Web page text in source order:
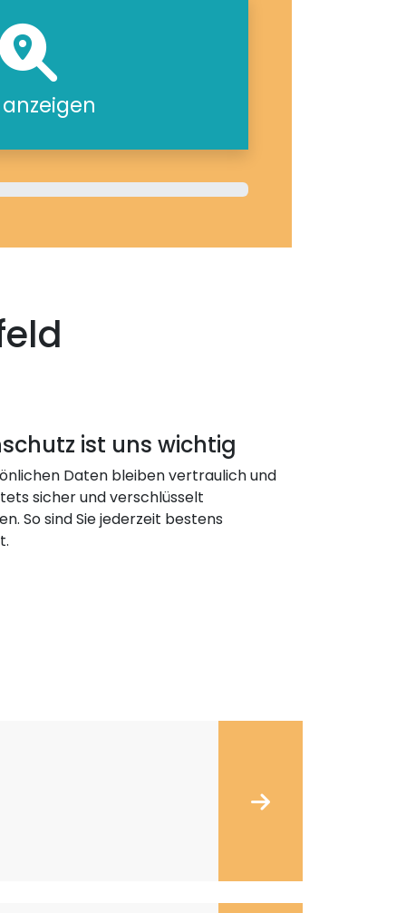
ist uns wichtig
Daten bleiben vertraulich und
sicher und verschlüsselt
So sind Sie jederzeit bestens